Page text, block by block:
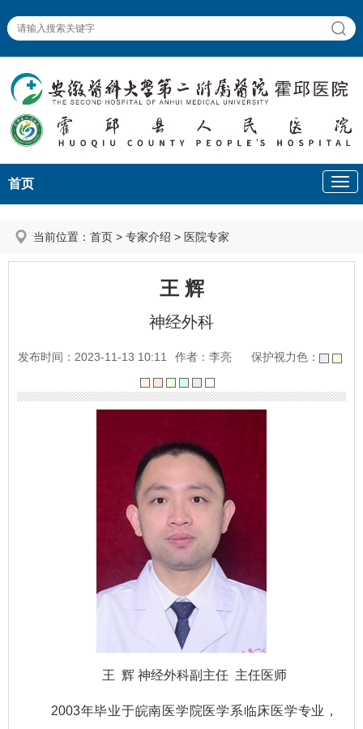
首页
当前位置： 首页 > 专家介绍 > 医院专家
王 辉
神经外科
发布时间：2023-11-13 10:11 作者：李亮 保护视力色：
王 辉 神经外科副主任 主任医师
2003年毕业于皖南医学院医学系临床医学专业，